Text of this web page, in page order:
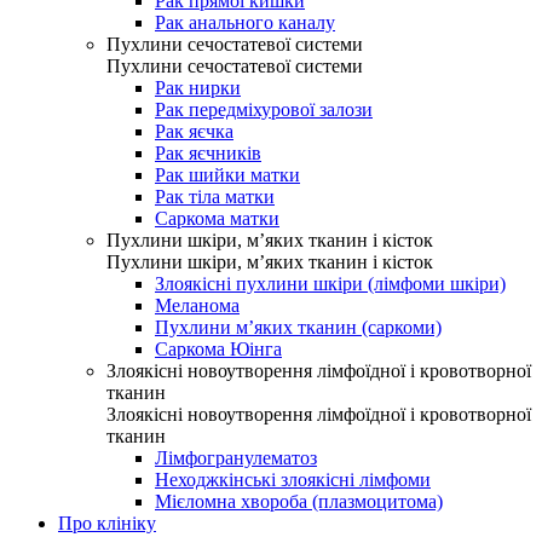
Рак анального каналу
Пухлини сечостатевої системи
Пухлини сечостатевої системи
Рак нирки
Рак передміхурової залози
Рак яєчка
Рак яєчників
Рак шийки матки
Рак тіла матки
Саркома матки
Пухлини шкіри, м’яких тканин і кісток
Пухлини шкіри, м’яких тканин і кісток
Злоякісні пухлини шкіри (лімфоми шкіри)
Меланома
Пухлини м’яких тканин (саркоми)
Саркома Юінга
Злоякісні новоутворення лімфоїдної і кровотворної
тканин
Злоякісні новоутворення лімфоїдної і кровотворної
тканин
Лімфогранулематоз
Неходжкінські злоякісні лімфоми
Мієломна хвороба (плазмоцитома)
Про клініку